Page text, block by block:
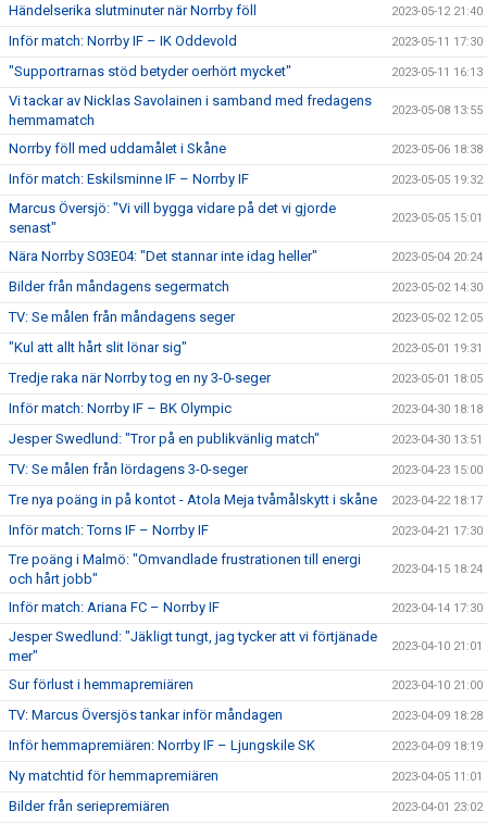
Händelserika slutminuter när Norrby föll 2023-05-12 21:40
Inför match: Norrby IF – IK Oddevold 2023-05-11 17:30
"Supportrarnas stöd betyder oerhört mycket" 2023-05-11 16:13
Vi tackar av Nicklas Savolainen i samband med fredagens
hemmamatch
2023-05-08 13:55
Norrby föll med uddamålet i Skåne 2023-05-06 18:38
Inför match: Eskilsminne IF – Norrby IF 2023-05-05 19:32
Marcus Översjö: "Vi vill bygga vidare på det vi gjorde
senast"
2023-05-05 15:01
Nära Norrby S03E04: "Det stannar inte idag heller" 2023-05-04 20:24
Bilder från måndagens segermatch 2023-05-02 14:30
TV: Se målen från måndagens seger 2023-05-02 12:05
"Kul att allt hårt slit lönar sig" 2023-05-01 19:31
Tredje raka när Norrby tog en ny 3-0-seger 2023-05-01 18:05
Inför match: Norrby IF – BK Olympic 2023-04-30 18:18
Jesper Swedlund: "Tror på en publikvänlig match" 2023-04-30 13:51
TV: Se målen från lördagens 3-0-seger 2023-04-23 15:00
Tre nya poäng in på kontot - Atola Meja tvåmålskytt i skåne 2023-04-22 18:17
Inför match: Torns IF – Norrby IF 2023-04-21 17:30
Tre poäng i Malmö: "Omvandlade frustrationen till energi
och hårt jobb"
2023-04-15 18:24
Inför match: Ariana FC – Norrby IF 2023-04-14 17:30
Jesper Swedlund: "Jäkligt tungt, jag tycker att vi förtjänade
mer"
2023-04-10 21:01
Sur förlust i hemmapremiären 2023-04-10 21:00
TV: Marcus Översjös tankar inför måndagen 2023-04-09 18:28
Inför hemmapremiären: Norrby IF – Ljungskile SK 2023-04-09 18:19
Ny matchtid för hemmapremiären 2023-04-05 11:01
Bilder från seriepremiären 2023-04-01 23:02